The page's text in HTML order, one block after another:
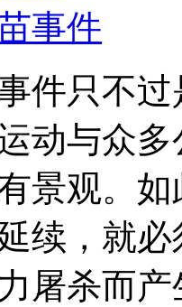
事件
件只不
动与众
景观。
续，就
屠杀而